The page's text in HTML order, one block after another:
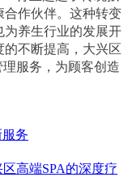
合作伙伴。这种转变
养生行业的发展开
不断提高，大兴区
服务，为顾客创造
务
高端SPA的深度疗